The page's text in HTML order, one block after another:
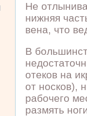
Не
нижняя
вена, что
В
отеков на
от носков),
рабочего
размять